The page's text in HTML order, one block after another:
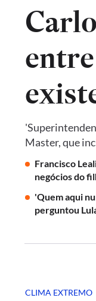
Master, que
Francisco
negócios do
'Quem aqui
perguntou
CLIMA EXTREMO